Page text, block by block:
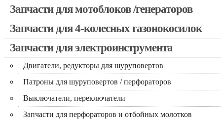
Запчасти для мотокос Stihl /Husqvarna /Oleo-mac /Echo и
Запчасти для мотоблоков /генераторов
Запчасти для 4-колесных газонокосилок
Запчасти для электроинструмента
Двигатели, редукторы для шуруповертов
Патроны для шуруповертов / перфораторов
Выключатели, переключатели
Запчасти для перфораторов и отбойных молотков